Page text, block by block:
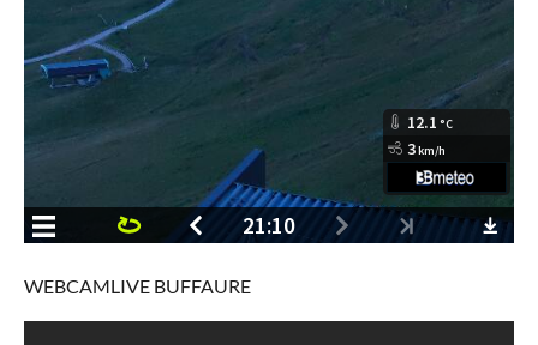
WEBCAMLIVE BUFFAURE